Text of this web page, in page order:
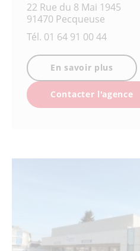
22 Rue du 8 Mai 1945
91470 Pecqueuse
Tél. 01 64 91 00 44
En savoir plus
Contacter l'agence